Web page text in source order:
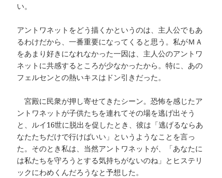
い。
アントワネットをどう描くかというのは、主人公でもあ
るわけだから、一番重要になってくると思う。私がＭＡ
をあまり好きになれなかった一因は、主人公のアントワ
ネットに共感するところが少なかったから。特に、あの
フェルセンとの熱いキスはドン引きだった。
宮殿に民衆が押し寄せてきたシーン。恐怖を感じたア
ントワネットが子供たちを連れてその場を逃げ出そう
と、ルイ16世に脱出を促したとき、彼は「逃げるならあ
なたたちだけで行けばいい」というようなことを言っ
た。そのとき私は、当然アントワネットが、「あなたに
は私たちを守ろうとする気持ちがないのね」とヒステリ
ックにわめくんだろうなと予想した。